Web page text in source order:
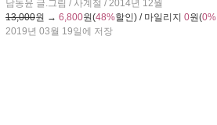
남동윤 글.그림 / 사계절 / 2014년 12월
13,000원 → 6,800원(48%할인) / 마일리지 0원(0%
2019년 03월 19일에 저장